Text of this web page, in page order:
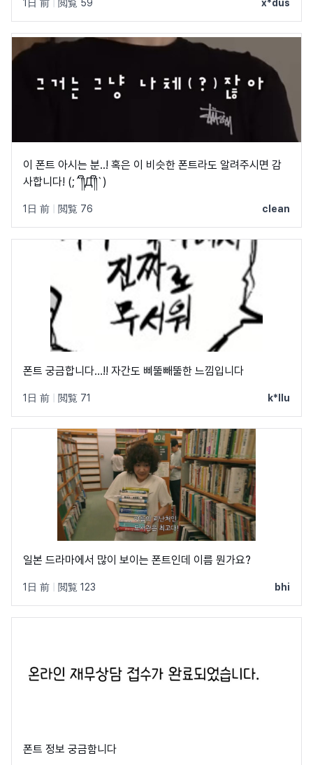
1日 前 閲覧 59 x*dus
이 폰트 아시는 분..! 혹은 이 비슷한 폰트라도 알려주시면 감
사합니다! (;´༎ຶД༎ຶ`)
1日 前 閲覧 76 clean
폰트 궁금합니다…!! 자간도 삐뚤빼뚤한 느낌입니다
1日 前 閲覧 71 k*llu
일본 드라마에서 많이 보이는 폰트인데 이름 뭔가요?
1日 前 閲覧 123 bhi
폰트 정보 궁금함니다